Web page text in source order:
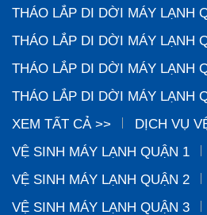
THÁO LẮP DI DỜI MÁY LẠNH
THÁO LẮP DI DỜI MÁY LẠNH
THÁO LẮP DI DỜI MÁY LẠNH
THÁO LẮP DI DỜI MÁY LẠNH
XEM TẤT CẢ >>
DỊCH VỤ
VỆ SINH MÁY LẠNH QUẬN 1
VỆ SINH MÁY LẠNH QUẬN 2
VỆ SINH MÁY LẠNH QUẬN 3